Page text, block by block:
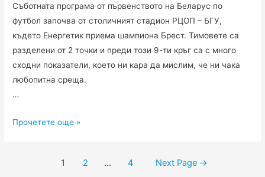
Съботната програма от първенството на Беларус по
футбол започва от столичният стадион РЦОП – БГУ,
където Енергетик приема шампиона Брест. Тимовете са
разделени от 2 точки и преди този 9-ти кръг са с много
сходни показатели, което ни кара да мислим, че ни чака
любопитна среща.
…
Енергетик
Прочетете още »
Разделяне1 2 … 4 Next Page →